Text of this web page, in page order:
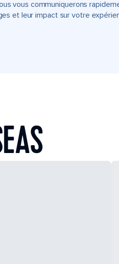
vous communiquerons
et leur impact sur votre